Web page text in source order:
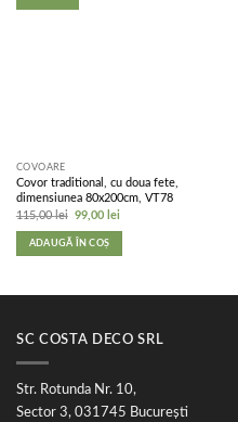
COVOARE
Covor traditional, cu doua fete,
dimensiunea 80x200cm, VT78
115,00lei Prețul
a
fost:
99,00 lei
ADAUGĂ ÎN COȘ
SC COSTA DECO SRL
Str. Rotunda Nr. 10,
Sector 3, 031745 București